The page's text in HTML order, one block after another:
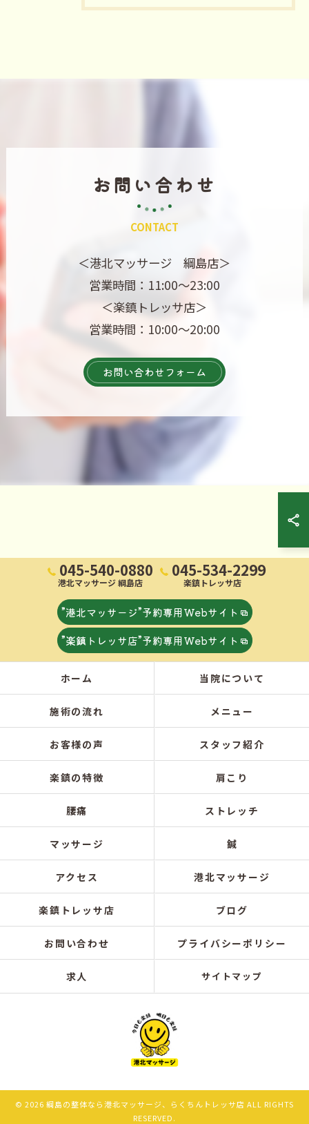
CONTACT
お問い合わせ
＜港北マッサージ 綱島店＞
営業時間：11:00～23:00
＜楽鎮トレッサ店＞
営業時間：10:00～20:00
お問い合わせフォーム
045-540-0880
港北マッサージ 綱島店
045-534-2299
楽鎮トレッサ店
”港北マッサージ”予約専用Webサイト
”楽鎮トレッサ店”予約専用Webサイト
ホーム 当院について
施術の流れ メニュー
お客様の声 スタッフ紹介
楽鎮の特徴 肩こり
腰痛 ストレッチ
マッサージ 鍼
アクセス 港北マッサージ
楽鎮トレッサ店 ブログ
お問い合わせ プライバシーポリシー
求人 サイトマップ
© 2026 綱島の整体なら港北マッサージ、らくちんトレッサ店 ALL RIGHTS
RESERVED.